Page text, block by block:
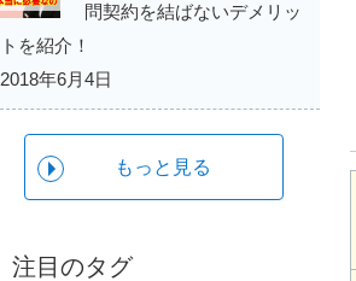
問契約を結ばないデメリッ
トを紹介！
2018年6月4日
もっと見る
注目のタグ